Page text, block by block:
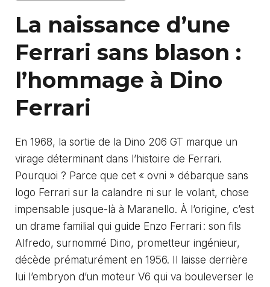
La naissance d’une
Ferrari sans blason :
l’hommage à Dino
Ferrari
En 1968, la sortie de la Dino 206 GT marque un
virage déterminant dans l’histoire de Ferrari.
Pourquoi ? Parce que cet « ovni » débarque sans
logo Ferrari sur la calandre ni sur le volant, chose
impensable jusque-là à Maranello. À l’origine, c’est
un drame familial qui guide Enzo Ferrari : son fils
Alfredo, surnommé Dino, prometteur ingénieur,
décède prématurément en 1956. Il laisse derrière
lui l’embryon d’un moteur V6 qui va bouleverser le